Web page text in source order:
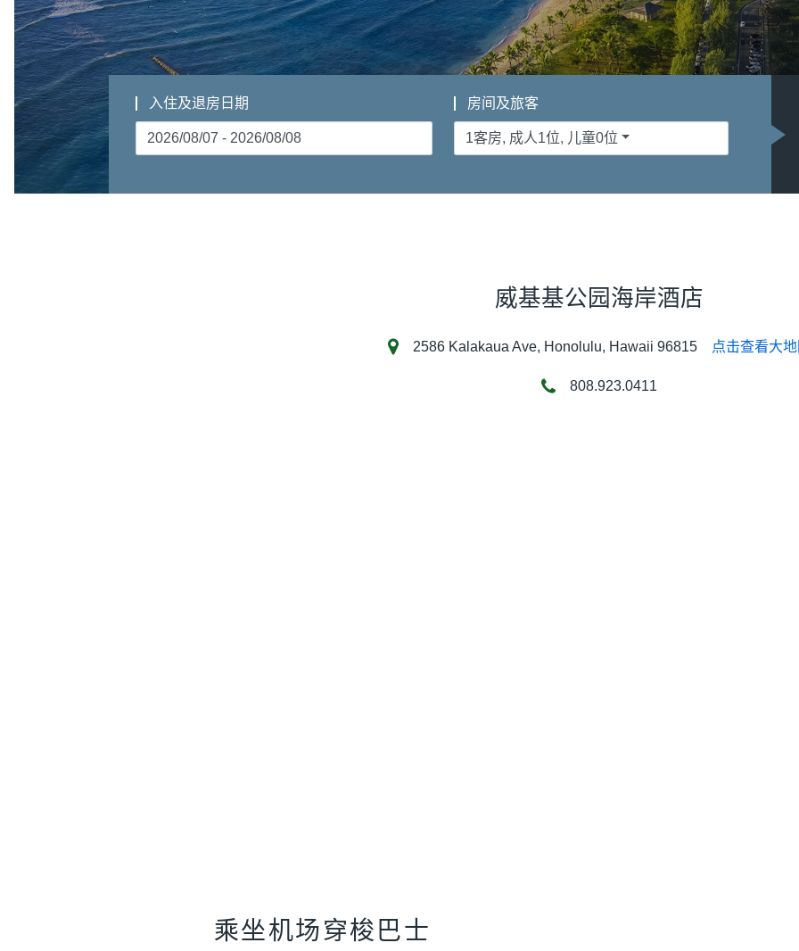
入住及退房日期 房间及旅客
1客房, 成人1位, 儿童0位
威基基公园海岸酒店
2586 Kalakaua Ave, Honolulu, Hawaii 96815 点击查看大
808.923.0411
乘坐机场穿梭巴士